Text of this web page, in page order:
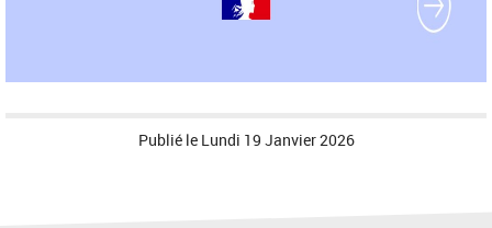
Publié le Lundi 19 Janvier 2026